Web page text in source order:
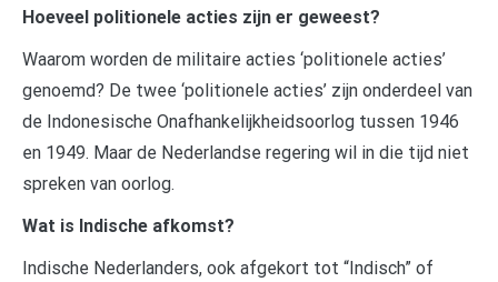
Hoeveel politionele acties zijn er geweest?
Waarom worden de militaire acties ‘politionele acties’
genoemd? De twee ‘politionele acties’ zijn onderdeel van
de Indonesische Onafhankelijkheidsoorlog tussen 1946
en 1949. Maar de Nederlandse regering wil in die tijd niet
spreken van oorlog.
Wat is Indische afkomst?
Indische Nederlanders, ook afgekort tot “Indisch” of